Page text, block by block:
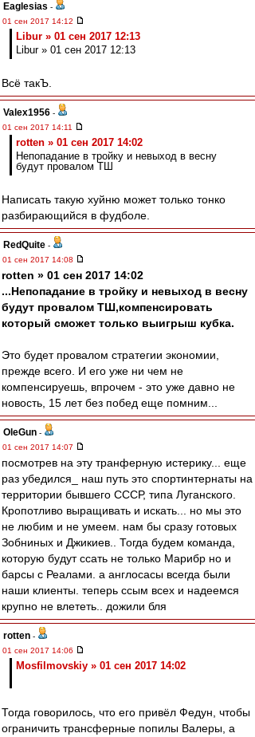
Eaglesias -
01 сен 2017 14:12
Libur » 01 сен 2017 12:13
Libur » 01 сен 2017 12:13
Всё такЪ.
Valex1956 -
01 сен 2017 14:11
rotten » 01 сен 2017 14:02
Непопадание в тройку и невыход в весну
будут провалом ТШ
Написать такую хуйню может только тонко
разбирающийся в фудболе.
RedQuite -
01 сен 2017 14:08
rotten » 01 сен 2017 14:02
...Непопадание в тройку и невыход в весну
будут провалом ТШ,компенсировать
который сможет только выигрыш кубка.
Это будет провалом стратегии экономии,
прежде всего. И его уже ни чем не
компенсируешь, впрочем - это уже давно не
новость, 15 лет без побед еще помним...
OleGun -
01 сен 2017 14:07
посмотрев на эту транферную истерику... еще
раз убедился_ наш путь это спортинтернаты на
территории бывшего СССР, типа Луганского.
Кропотливо выращивать и искать... но мы это
не любим и не умеем. нам бы сразу готовых
Зобниных и Джикиев.. Тогда будем команда,
которую будут ссать не только Марибр но и
барсы с Реалами. а англосасы всегда были
наши клиенты. теперь ссым всех и надеемся
крупно не влететь.. дожили бля
rotten -
01 сен 2017 14:06
Mosfilmovskiy » 01 сен 2017 14:02
Тогда говорилось, что его привёл Федун, чтобы
ограничить трансферные попилы Валеры, а